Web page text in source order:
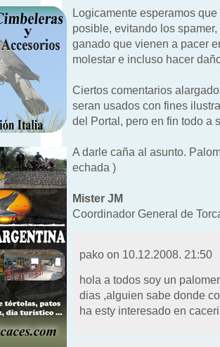
Logicamente esperamos
posible, evitando los
ganado que vienen a pacer
molestar e incluso hacer
Ciertos comentarios
seran usados con fines
del Portal, pero en fin todo a
A darle caña al asunto.
echada )
Mister JM
Coordinador General de
pako on 10.12.2008. 21:50
hola a todos soy un
dias ,alguien sabe donde
ha esty interesado en